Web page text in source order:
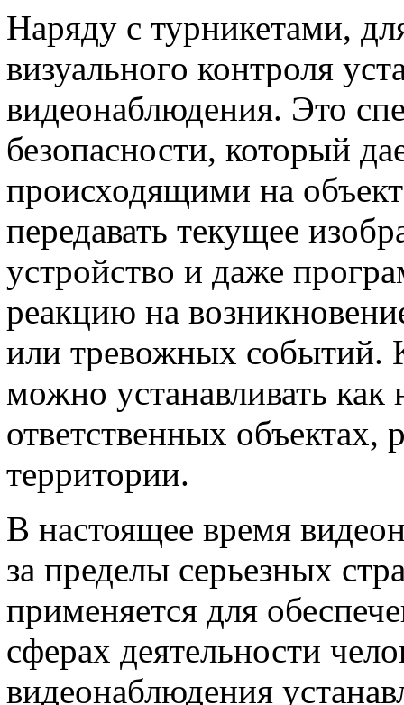
Наряду с турникетами,
визуального контроля
видеонаблюдения. Это
безопасности, который
происходящими на
передавать текущее
устройство и даже
реакцию на
или тревожных событий.
можно устанавливать как
ответственных
территории.
В настоящее время
за пределы серьезных
применяется для
сферах деятельности
видеонаблюдения